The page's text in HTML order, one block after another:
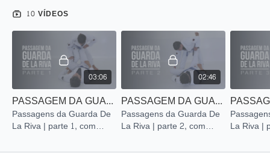
10 VÍDEOS
03:06
PASSAGEM DA GUARDA DE LA RIVA | PARTE 1
Passagens da Guarda De
La Riva | parte 1, com
02:46
PASSAGEM DA GUARDA DE LA RIVA | PARTE 2
Passagens da Guarda De
La Riva | parte 2, com
La Riva |